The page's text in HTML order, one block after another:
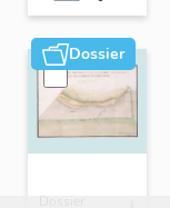
Dossier
Dossier